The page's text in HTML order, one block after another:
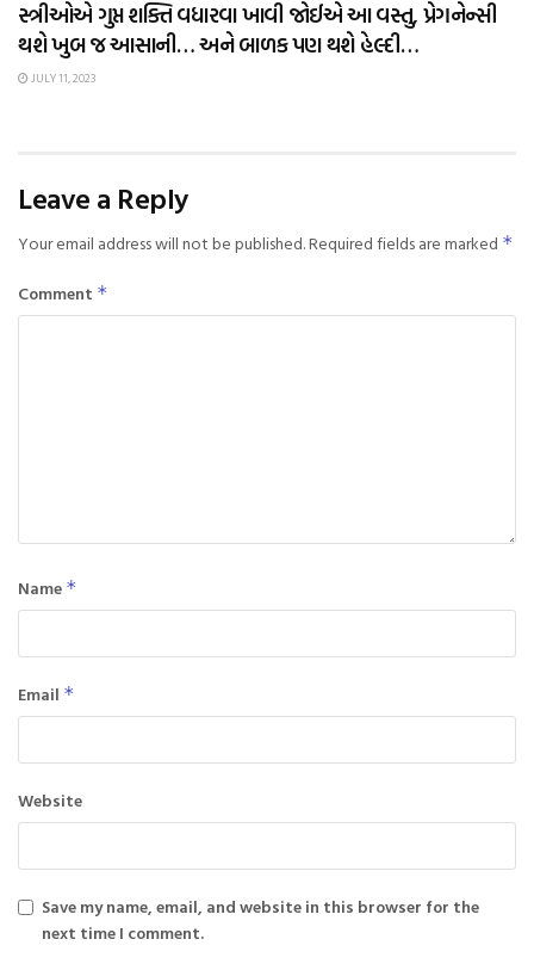
સ્ત્રીઓએ ગુપ્ત શક્તિ વધારવા ખાવી જોઈએ આ વસ્તુ, પ્રેગનેન્સી
થશે ખુબ જ આસાની… અને બાળક પણ થશે હેલ્દી…
JULY 11, 2023
Leave a Reply
Your email address will not be published.Required fields are marked *
Comment *
Name *
Email *
Website
Save my name, email, and website in this browser for the
next time I comment.